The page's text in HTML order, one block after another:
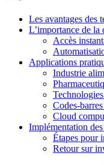
Les avantages des
L’importance de la
Accès
Applications
Industrie
Codes-
Cloud
Implémentation
Étapes pour
Retour sur